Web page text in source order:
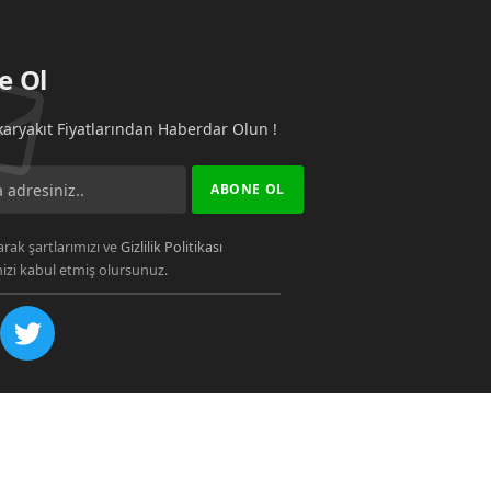
Ol
Fiyatlarından Haberdar Olun !
şartlarımızı veGizlilik Politikası
kabul etmiş olursunuz.